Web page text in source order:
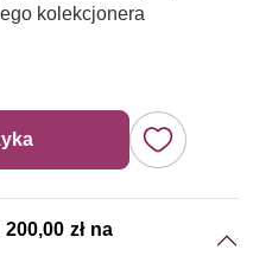
kolekcjonera
zł na